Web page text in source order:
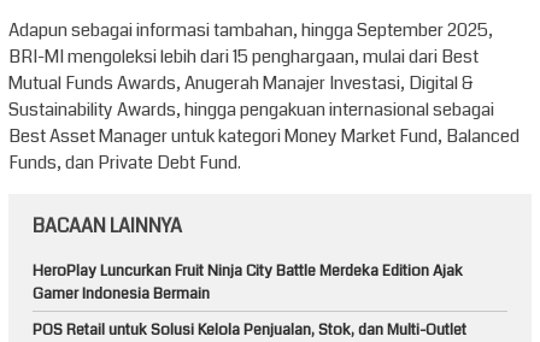
Adapun sebagai informasi tambahan, hingga September 2025,
BRI-MI mengoleksi lebih dari 15 penghargaan, mulai dari Best
Mutual Funds Awards, Anugerah Manajer Investasi, Digital &
Sustainability Awards, hingga pengakuan internasional sebagai
Best Asset Manager untuk kategori Money Market Fund, Balanced
Funds, dan Private Debt Fund.
BACAAN LAINNYA
HeroPlay Luncurkan Fruit Ninja City Battle Merdeka Edition Ajak
Gamer Indonesia Bermain
POS Retail untuk Solusi Kelola Penjualan, Stok, dan Multi-Outlet